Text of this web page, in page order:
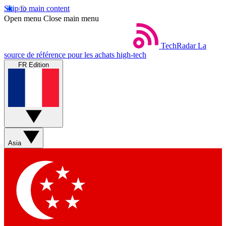
Skip to main content
Open menu Close main menu
TechRadar La
source de référence pour les achats high-tech
FR Edition
Asia